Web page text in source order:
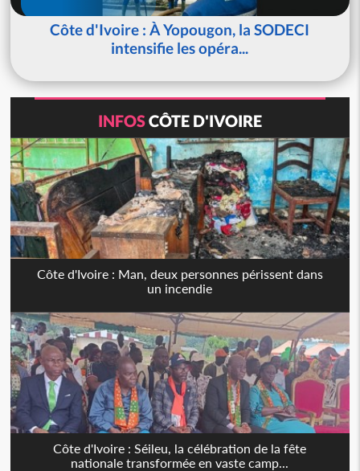
Côte d'Ivoire : À Yopougon, la SODECI
intensifie les opéra...
INFOSCÔTE D'IVOIRE
Côte d'Ivoire : Man, deux personnes périssent dans
un incendie
Côte d'Ivoire : Séileu, la célébration de la fête
nationale transformée en vaste camp...